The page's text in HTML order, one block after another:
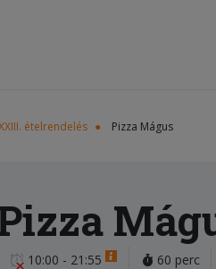
ételrendelés Pizza Mágus
10:00 - 21:55 60 perc